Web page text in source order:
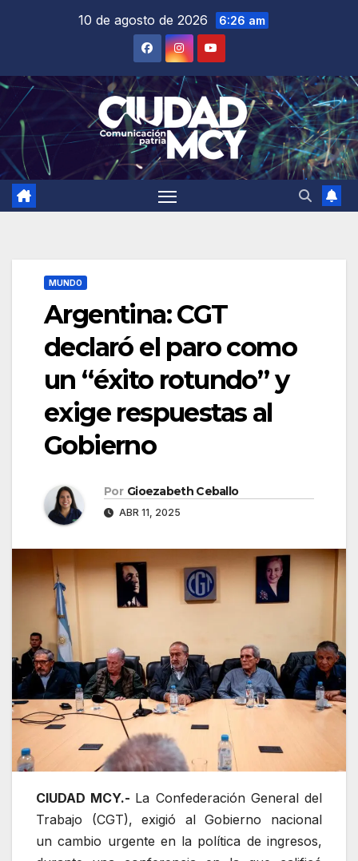
10 de agosto de 2026 6:26 am
MUNDO
Argentina: CGT
declaró el paro como
un “éxito rotundo” y
exige respuestas al
Gobierno
Por Gioezabeth Ceballo
ABR 11, 2025
CIUDAD MCY.- La Confederación General del
Trabajo (CGT), exigió al Gobierno nacional
un cambio urgente en la política de ingresos,